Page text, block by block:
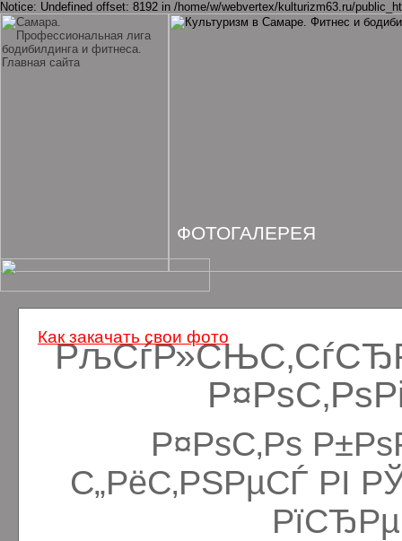
Notice: Undefined offset: 8192 in /home/w/webvertex/kulturizm63.ru/
Р¤РѕС‚Рѕ
С„РёС‚РЅРµСЃ РІ
ФОТОГАЛЕРЕЯ
Как закачать свои фото